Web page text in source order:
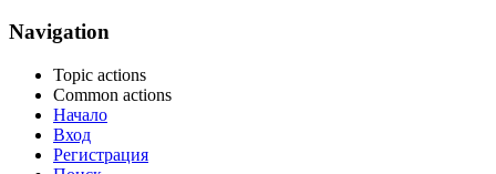
Navigation
Topic actions
Common actions
Начало
Вход
Регистрация